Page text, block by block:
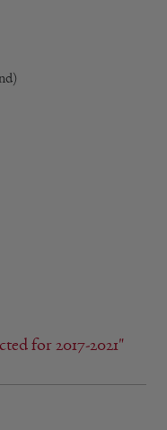
for 2017-2021"